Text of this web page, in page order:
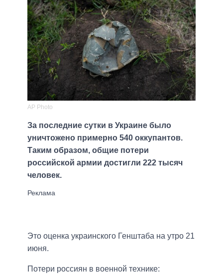
AP Photo
За последние сутки в Украине было
уничтожено примерно 540 оккупантов.
Таким образом, общие потери
российской армии достигли 222 тысяч
человек.
Это оценка украинского Генштаба на утро 21
июня.
Потери россиян в военной технике: